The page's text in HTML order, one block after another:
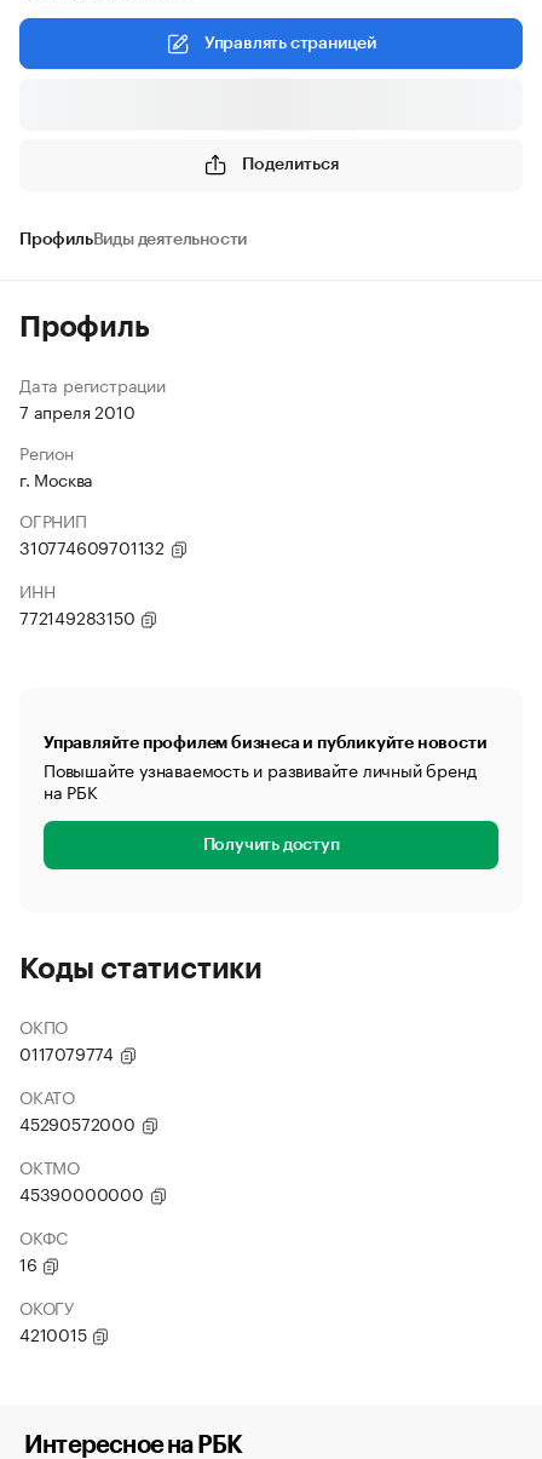
Управлять страницей
Поделиться
ПрофильВиды деятельности
Профиль
Дата регистрации
7 апреля 2010
Регион
г. Москва
ОГРНИП
310774609701132
ИНН
772149283150
Управляйте профилем бизнеса и публикуйте новости
Повышайте узнаваемость и развивайте личный бренд
на РБК
Получить доступ
Коды статистики
ОКПО
0117079774
ОКАТО
45290572000
ОКТМО
45390000000
ОКФС
16
ОКОГУ
4210015
Интересное на РБК